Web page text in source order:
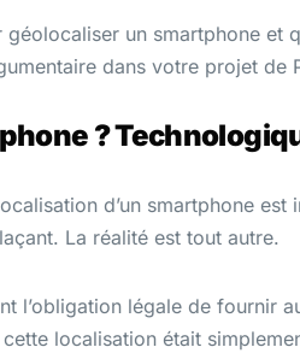
un smartphone et
dans votre projet de
?
d’un smartphone
La réalité est tout autre.
l’obligation légale de fournir
localisation était